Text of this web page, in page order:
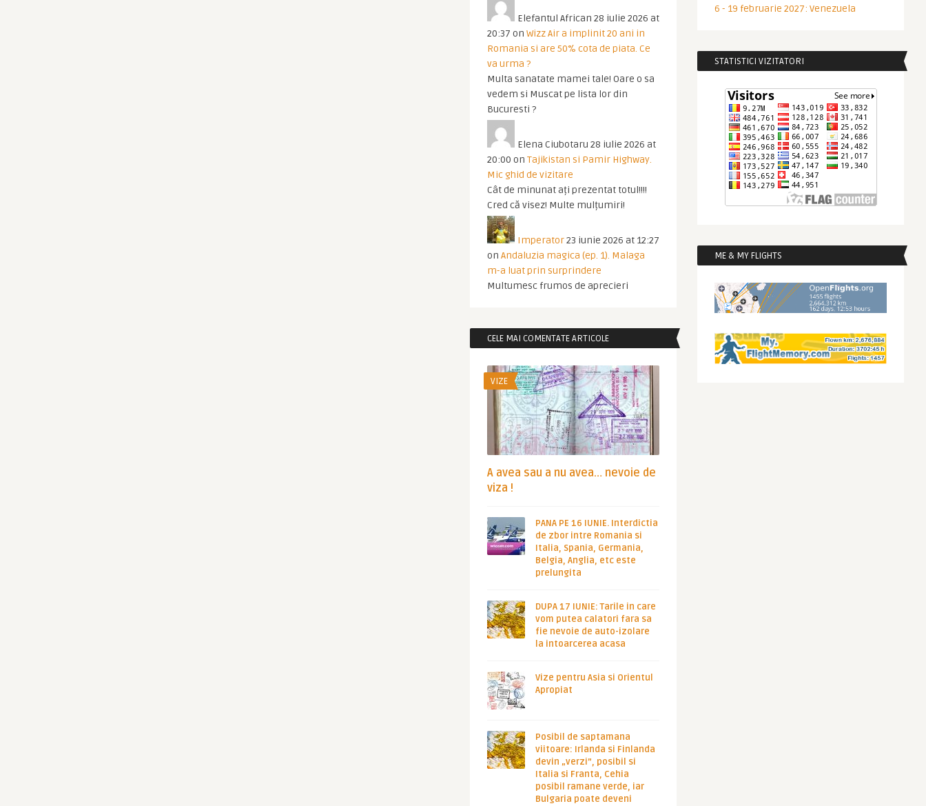
Elefantul African 28 iulie 2026 at
20:37 on Wizz Air a implinit 20 ani in
Romania si are 50% cota de piata. Ce
va urma ?
Multa sanatate mamei tale! Oare o sa
vedem si Muscat pe lista lor din
Bucuresti ?
Elena Ciubotaru 28 iulie 2026 at
20:00 on Tajikistan si Pamir Highway.
Mic ghid de vizitare
Cât de minunat ați prezentat totul!!!!
Cred că visez! Multe mulțumiri!
Imperator23 iunie 2026 at 12:27
on Andaluzia magica (ep. 1). Malaga
m-a luat prin surprindere
Multumesc frumos de aprecieri
CELE MAI COMENTATE ARTICOLE
VIZE
A avea sau a nu avea… nevoie de
viza !
PANA PE 16 IUNIE. Interdictia
de zbor intre Romania si
Italia, Spania, Germania,
Belgia, Anglia, etc este
prelungita
DUPA 17 IUNIE: Tarile in care
vom putea calatori fara sa
fie nevoie de auto-izolare
la intoarcerea acasa
Vize pentru Asia si Orientul
Apropiat
Posibil de saptamana
viitoare: Irlanda si Finlanda
devin „verzi”, posibil si
Italia si Franta, Cehia
posibil ramane verde, iar
Bulgaria poate deveni
6 - 19 februarie 2027: Venezuela
STATISTICI VIZITATORI
ME & MY FLIGHTS